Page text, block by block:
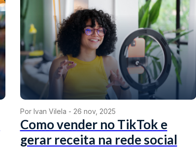
Por Ivan Vilela - 26 nov, 2025
Como vender no TikTok e
gerar receita na rede social